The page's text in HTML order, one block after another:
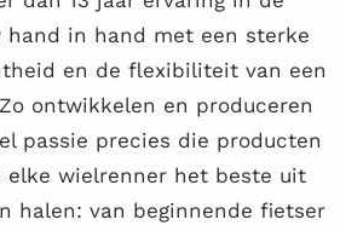
hand in hand met een sterke
en de flexibiliteit van een
ontwikkelen en produceren
passie precies die producten
elke wielrenner het beste uit
halen: van beginnende fietser